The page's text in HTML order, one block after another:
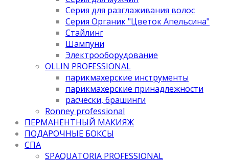
Серия для разглаживания волос
Серия Органик "Цветок Апельсина"
Стайлинг
Шампуни
Электрооборудование
OLLIN PROFESSIONAL
парикмахерские инструменты
парикмахерские принадлежности
расчески, брашинги
Ronney professional
ПЕРМАНЕНТНЫЙ МАКИЯЖ
ПОДАРОЧНЫЕ БОКСЫ
СПА
SPAQUATORIA PROFESSIONAL